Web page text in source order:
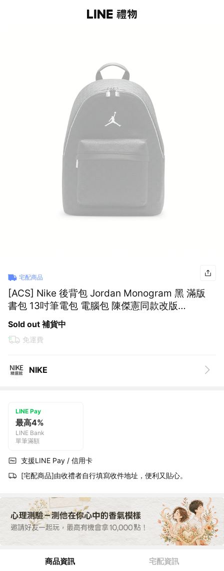
宅配商品
[ACS] Nike 後背包 Jordan Monogram 黑 滿版
書包 13吋筆電包 電腦包 陳傑憲同款改版
JD2523029AD-001
Sold out 補貨中
免運費
NIKE
LINE Pay
最高4%
LINE Bank
單筆滿額
支援LINE Pay / 信用卡
[宅配商品]由收禮者自行填寫收件地址，便利又貼心。
商品資訊 宅配資訊